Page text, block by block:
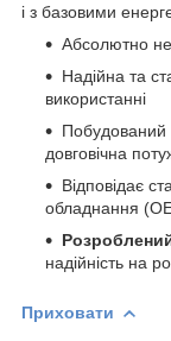
і з базовими
Абсолютно
Надійна та
використанні
Побудований
довговічна
Відповідає
обладнання
надійність на
Приховати